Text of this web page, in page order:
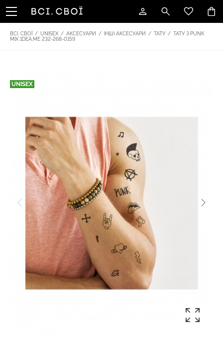
ВСІ. СВОЇ / UNISEX / АКСЕСУАРИ / ІНШІ АКСЕСУАРИ / ТАТУ / ТАТУ З PUNK
MIX 1DEA.ME 232-268-0159
UNISEX